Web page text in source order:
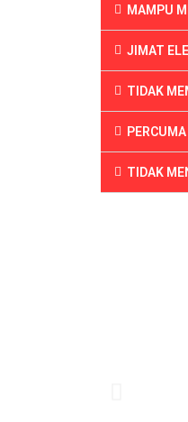
MAMPU
JIMAT
TIDAK
TIDAK